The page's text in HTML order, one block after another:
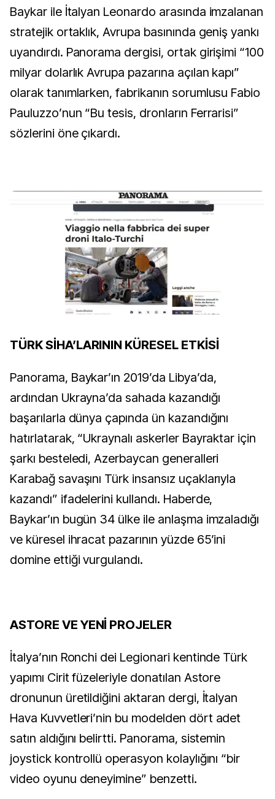
Baykar ile İtalyan Leonardo arasında imzalanan
stratejik ortaklık, Avrupa basınında geniş yankı
uyandırdı. Panorama dergisi, ortak girişimi “100
milyar dolarlık Avrupa pazarına açılan kapı”
olarak tanımlarken, fabrikanın sorumlusu Fabio
Pauluzzo’nun “Bu tesis, dronların Ferrarisi”
sözlerini öne çıkardı.
TÜRK SİHA’LARININ KÜRESEL ETKİSİ
Panorama, Baykar’ın 2019’da Libya’da,
ardından Ukrayna’da sahada kazandığı
başarılarla dünya çapında ün kazandığını
hatırlatarak, “Ukraynalı askerler Bayraktar için
şarkı besteledi, Azerbaycan generalleri
Karabağ savaşını Türk insansız uçaklarıyla
kazandı” ifadelerini kullandı. Haberde,
Baykar’ın bugün 34 ülke ile anlaşma imzaladığı
ve küresel ihracat pazarının yüzde 65’ini
domine ettiği vurgulandı.
ASTORE VE YENİ PROJELER
İtalya’nın Ronchi dei Legionari kentinde Türk
yapımı Cirit füzeleriyle donatılan Astore
dronunun üretildiğini aktaran dergi, İtalyan
Hava Kuvvetleri’nin bu modelden dört adet
satın aldığını belirtti. Panorama, sistemin
joystick kontrollü operasyon kolaylığını “bir
video oyunu deneyimine” benzetti.